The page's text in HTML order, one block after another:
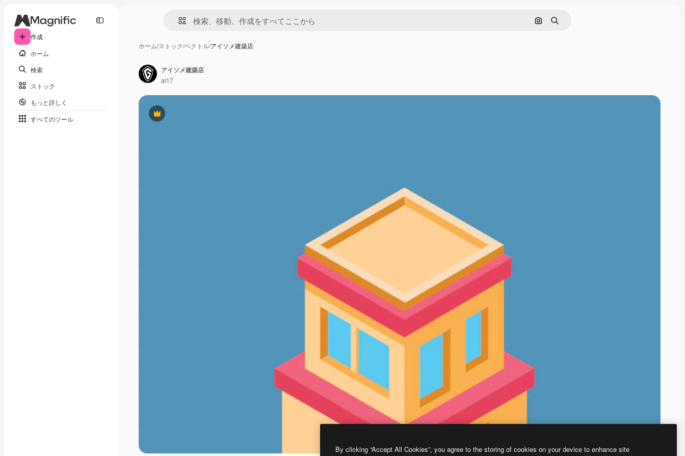
作成
ホーム
検索
ストック
もっと詳しく
すべてのツール
画像で検索
検索
ホーム/ストック/ベクトル/アイソメ建築店
Premium
アイソメ建築店
al17
By clicking “Accept All Cookies”, you agree to the storing of cookies on your device to enhance site